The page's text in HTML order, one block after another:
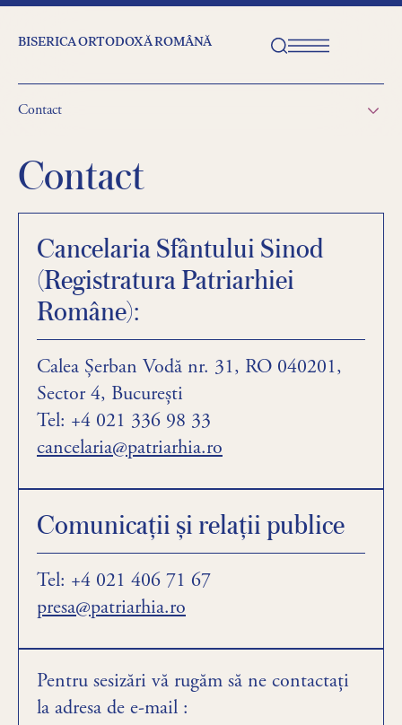
BISERICA ORTODOXĂ ROMÂNĂ
Contact
Contact
Cancelaria Sfântului Sinod
(Registratura Patriarhiei
Române):
Calea Șerban Vodă nr. 31, RO 040201,
Sector 4, București
Tel: +4 021 336 98 33
cancelaria@patriarhia.ro
Comunicaţii şi relaţii publice
Tel: +4 021 406 71 67
presa@patriarhia.ro
Pentru sesizări vă rugăm să ne contactați
la adresa de e-mail :